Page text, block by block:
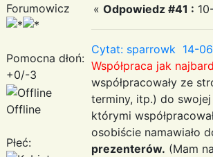
Forumowicz
Pomocna dłoń:
+0/-3
Offline
Płeć:
« Odpowiedz #41 :
Cytat: sparrowk 14-
Współpraca jak
współpracowały ze
terminy, itp.) do
którymi
osobiście namawiało
prezenterów. (Mam